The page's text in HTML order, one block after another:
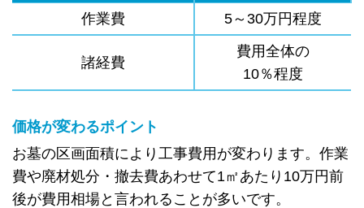
作業費
5～30万円程度
諸経費
費用全体の
10％程度
価格が変わるポイント
お墓の区画面積により工事費用が変わります。作業
費や廃材処分・撤去費あわせて1㎡あたり10万円前
後が費用相場と言われることが多いです。